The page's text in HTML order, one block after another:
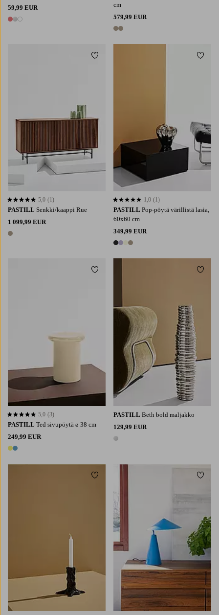
59,99 EUR
3 värejä
cm
579,99 EUR
2 värejä
PASTILL Senkki/kaappi Rue
1 099,99 EUR
1 väri
5,0 perustuen 1 arvosanaan
5,0 (1)
Lisää suosikkeihin
PASTILL Pop-pöytä värillistä lasia,
60x60 cm
349,99 EUR
4 värejä
1,0 perustuen 1 arvosanaan
1,0 (1)
Lisää
PASTILL Ted sivupöytä ø 38 cm
249,99 EUR
2 värejä
5,0 perustuen 3 arvosanaan
5,0 (3)
Lisää suosikkeihin
PASTILL Beth bold maljakko
129,99 EUR
1 väri
Lisää
Lisää suosikkeihin Lisää